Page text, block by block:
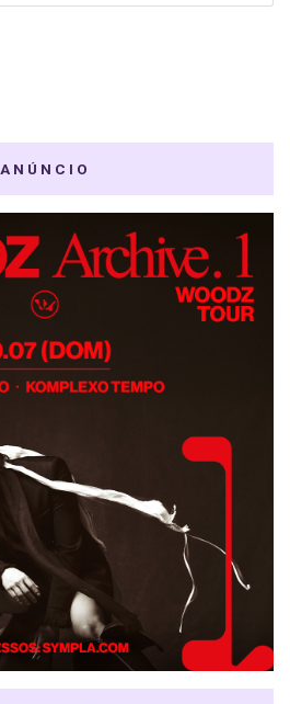
ANÚNCIO